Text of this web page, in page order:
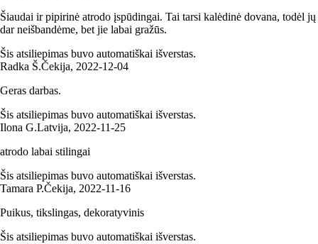
Šiaudai ir pipirinė atrodo įspūdingai. Tai tarsi kalėdinė dovana, todėl jų
dar neišbandėme, bet jie labai gražūs.
Šis atsiliepimas buvo automatiškai išverstas.
Radka Š.Čekija, 2022‑12‑04
Geras darbas.
Šis atsiliepimas buvo automatiškai išverstas.
Ilona G.Latvija, 2022‑11‑25
atrodo labai stilingai
Šis atsiliepimas buvo automatiškai išverstas.
Tamara P.Čekija, 2022‑11‑16
Puikus, tikslingas, dekoratyvinis
Šis atsiliepimas buvo automatiškai išverstas.